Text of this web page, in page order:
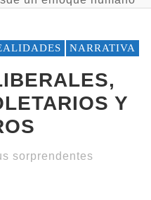
NARRATIVA
Y
sorprendentes